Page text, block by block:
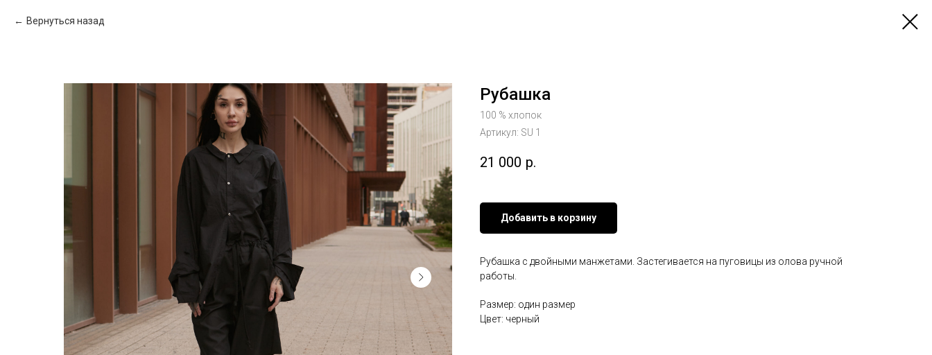
Вернуться назад
Рубашка
100 % хлопок
Артикул: SU 1
21 000 р.
Добавить в корзину
Рубашка с двойными манжетами. Застегивается на пуговицы из олова ручной
работы.
Размер: один размер
Цвет: черный